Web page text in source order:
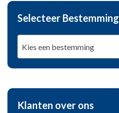
Selecteer Bestemming
Kies een bestemming
Klanten over ons